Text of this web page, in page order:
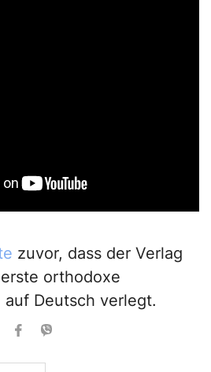
zuvor, dass der Verlag
orthodoxe
Deutsch verlegt.